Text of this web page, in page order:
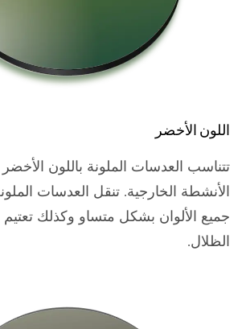
اللون الأخضر
تتناسب العدسات الملونة باللون
الأنشطة الخارجية. تنقل العدسات
جميع الألوان بشكل متساو وكذلك تعتيم
الظلال.